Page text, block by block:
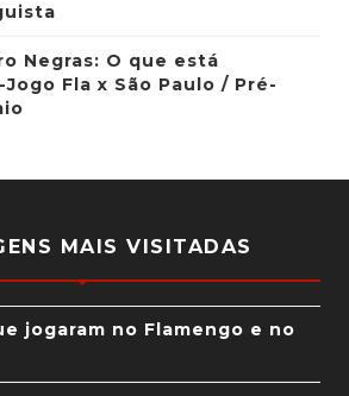
Negras: O que está
Fla x São Paulo / Pré-
MAIS VISITADAS
jogaram no Flamengo e no